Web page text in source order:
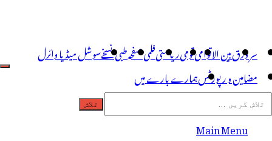
سر ورقبین الاقوامیقومیریاستیفلمی صفحہطبی نسخےسوشل میڈیا وائرل
مضامین و رپورٹسہمارے بارے میں
Main Menu